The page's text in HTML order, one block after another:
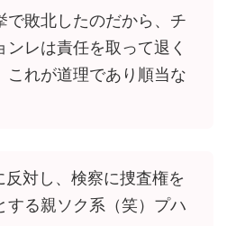
で敗北したのだから、チ
ンレは責任を取って退く
これが道理であり順当な
反対し、検察に捜査権を
する親ソク系（笑）プハ